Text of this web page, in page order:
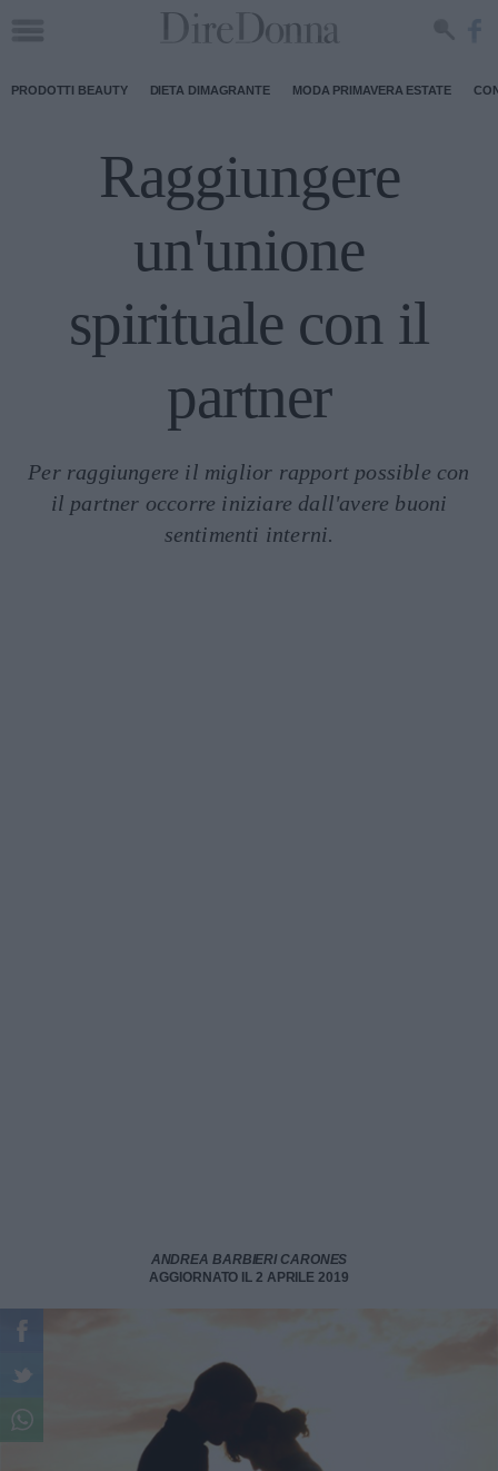
PRODOTTI BEAUTY DIETA DIMAGRANTE MODA PRIMAVERA ESTATE
Raggiungere
un'unione
spirituale con il
partner
Per raggiungere il miglior rapport possible con
il partner occorre iniziare dall'avere buoni
sentimenti interni.
ANDREA BARBIERI CARONES
AGGIORNATO IL 2 APRILE 2019